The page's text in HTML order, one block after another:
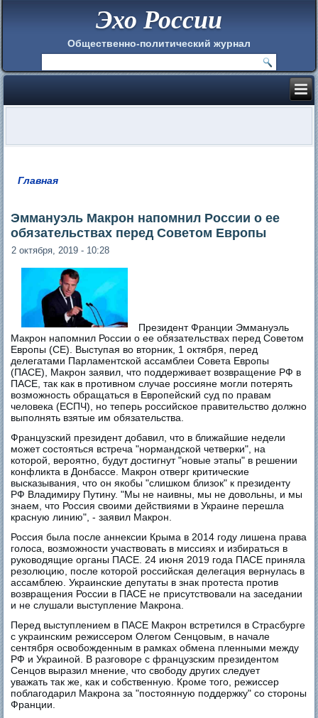
Эхо России
Общественно-политический журнал
Главная
Эммануэль Макрон напомнил России о ее
обязательствах перед Советом Европы
2 октября, 2019 - 10:28
Президент Франции Эммануэль
Макрон напомнил России о ее обязательствах перед Советом
Европы (СЕ). Выступая во вторник, 1 октября, перед
делегатами Парламентской ассамблеи Совета Европы
(ПАСЕ), Макрон заявил, что поддерживает возвращение РФ в
ПАСЕ, так как в противном случае россияне могли потерять
возможность обращаться в Европейский суд по правам
человека (ЕСПЧ), но теперь российское правительство должно
выполнять взятые им обязательства.
Французский президент добавил, что в ближайшие недели
может состояться встреча "нормандской четверки", на
которой, вероятно, будут достигнут "новые этапы" в решении
конфликта в Донбассе. Макрон отверг критические
высказывания, что он якобы "слишком близок" к президенту
РФ Владимиру Путину. "Мы не наивны, мы не довольны, и мы
знаем, что Россия своими действиями в Украине перешла
красную линию", - заявил Макрон.
Россия была после аннексии Крыма в 2014 году лишена права
голоса, возможности участвовать в миссиях и избираться в
руководящие органы ПАСЕ. 24 июня 2019 года ПАСЕ приняла
резолюцию, после которой российская делегация вернулась в
ассамблею. Украинские депутаты в знак протеста против
возвращения России в ПАСЕ не присутствовали на заседании
и не слушали выступление Макрона.
Перед выступлением в ПАСЕ Макрон встретился в Страсбурге
с украинским режиссером Олегом Сенцовым, в начале
сентября освобожденным в рамках обмена пленными между
РФ и Украиной. В разговоре с французским президентом
Сенцов выразил мнение, что свободу других следует
уважать так же, как и собственную. Кроме того, режиссер
поблагодарил Макрона за "постоянную поддержку" со стороны
Франции.